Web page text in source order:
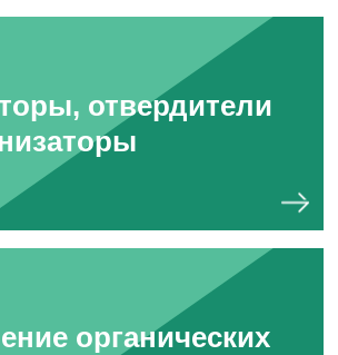
отвердители
органических